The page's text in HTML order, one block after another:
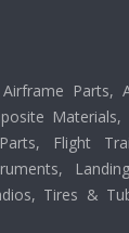
Parts,
Materials,
Flight
Tires &